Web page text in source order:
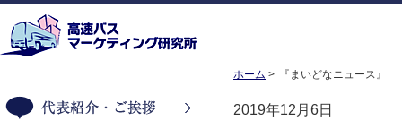
ホーム 『まいどなニュース』
2019年12月6日